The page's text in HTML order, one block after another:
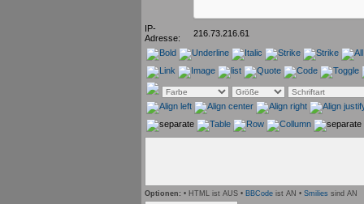
IP-
Adresse:
216.73.216.61
Optionen: • HTML ist AUS • BBCode ist AN • Smilies sind AN